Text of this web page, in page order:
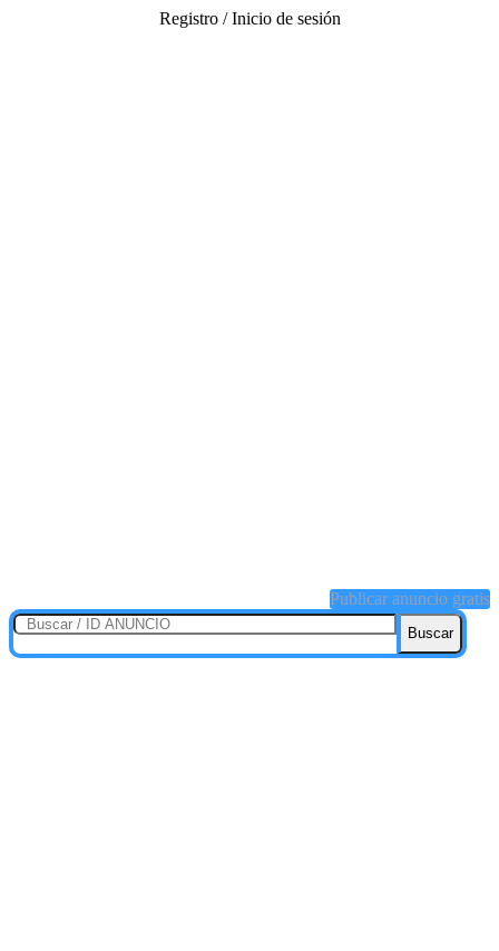
Registro / Inicio de sesión
Publicar anuncio gratis
Buscar